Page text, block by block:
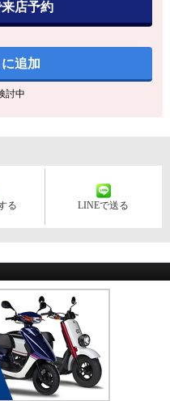
店予約
追加
討中
る LINEで送る